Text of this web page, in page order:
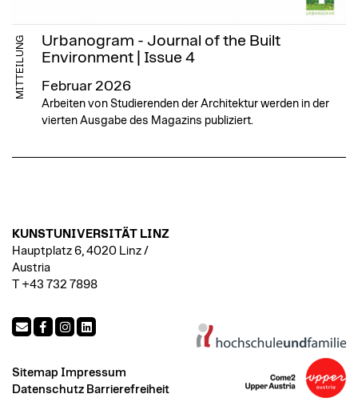
MITTEILUNG
Urbanogram - Journal of the Built
Environment | Issue 4
Februar 2026
Arbeiten von Studierenden der Architektur werden in der
vierten Ausgabe des Magazins publiziert.
KUNSTUNIVERSITÄT LINZ
Hauptplatz 6, 4020 Linz /
Austria
T +43 732 7898
Sitemap Impressum
Datenschutz Barrierefreiheit